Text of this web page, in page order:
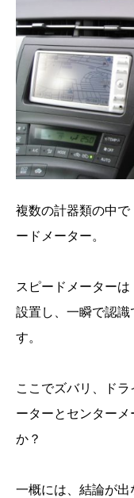
複数の計器類の中
ードメーター。
スピードメーター
設置し、一瞬で認識
す。
ここでズバリ、ド
ーターとセンター
か？
一概には、結論が出